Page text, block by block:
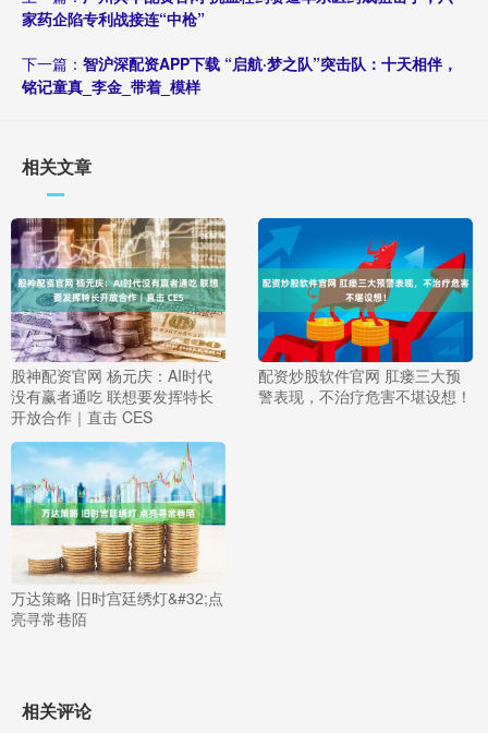
家药企陷专利战接连“中枪”
下一篇： 智沪深配资APP下载 “启航·梦之队”突击队：十天相伴，
铭记童真_李金_带着_模样
相关文章
股神配资官网 杨元庆：AI时代
没有赢者通吃 联想要发挥特长
开放合作｜直击 CES
配资炒股软件官网 肛瘘三大预
警表现，不治疗危害不堪设想！
万达策略 旧时宫廷绣灯&#32;点
亮寻常巷陌
相关评论